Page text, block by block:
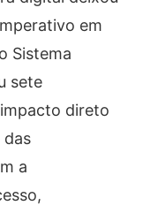
em
Sistema
sete
direto
das
a